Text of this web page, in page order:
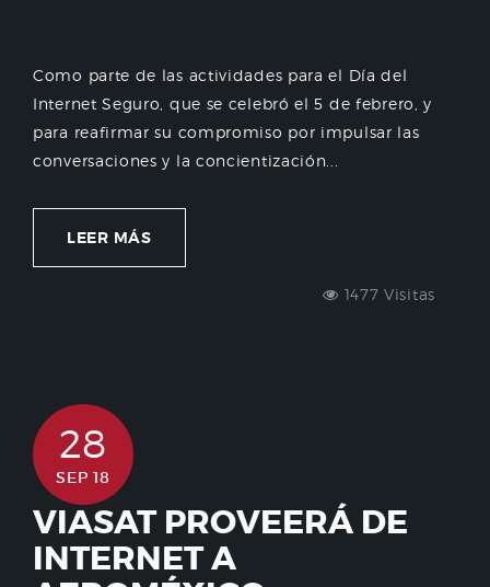
Como parte de las actividades para el Día del
Internet Seguro, que se celebró el 5 de febrero, y
para reafirmar su compromiso por impulsar las
conversaciones y la concientización...
LEER MÁS
1477 Visitas
28
SEP 18
VIASAT PROVEERÁ DE
INTERNET A